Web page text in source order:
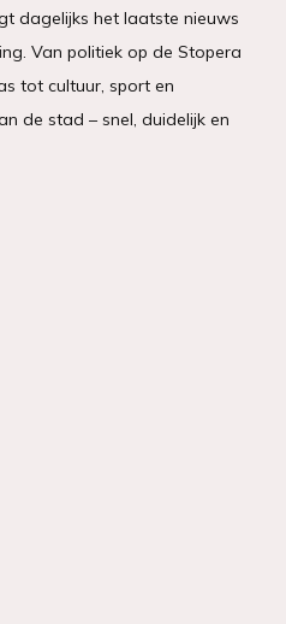
dagelijks het laatste nieuws
Van politiek op de Stopera
tot cultuur, sport en
de stad – snel, duidelijk en